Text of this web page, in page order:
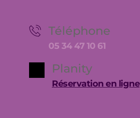
Téléphone
05 34 47 10 61
Planity
Réservation en ligne